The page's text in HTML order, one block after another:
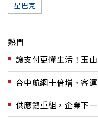
星巴克
熱門
讓支付更懂生活！玉
台中航網十倍增、客
供應鏈重組，企業下